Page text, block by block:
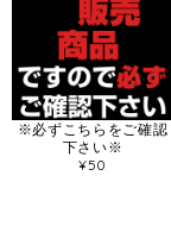
※必ずこちらをご確認
下さい※
¥50